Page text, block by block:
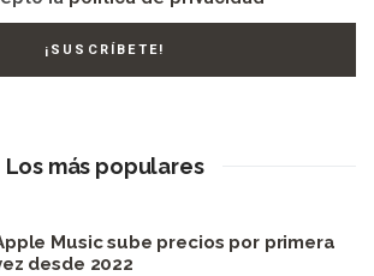
Los más populares
Music sube precios por primera
desde 2022